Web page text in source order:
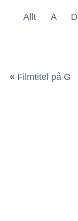
Allt A D
« Filmtitel på G